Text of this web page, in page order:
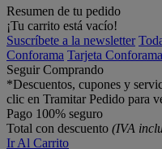
Resumen de tu pedido
¡Tu carrito está vacío!
Suscríbete a la newsletter
Conforama Tarjeta Conforama
Seguir Comprando
*Descuentos, cupones y
clic en Tramitar Pedido para
Pago 100% seguro
Total con descuento (IVA
Ir Al Carrito